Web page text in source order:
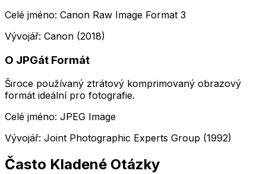
Celé jméno: Canon Raw Image Format 3
Vývojář: Canon (2018)
O JPGát Formát
Široce používaný ztrátový komprimovaný obrazový
formát ideální pro fotografie.
Celé jméno: JPEG Image
Vývojář: Joint Photographic Experts Group (1992)
Často Kladené Otázky